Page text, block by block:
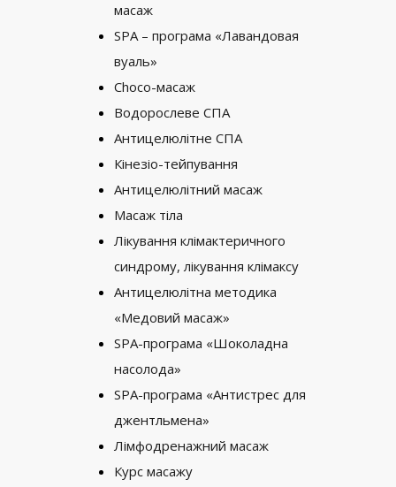
масаж
SPA – програма «Лавандовая
вуаль»
Choco-масаж
Водорослеве СПА
Антицелюлітне СПА
Кінезіо-тейпування
Антицелюлітний масаж
Масаж тіла
Лікування клімактеричного
синдрому, лікування клімаксу
Антицелюлітна методика
«Медовий масаж»
SPA-програма «Шоколадна
насолода»
SPA-програма «Антистрес для
джентльмена»
Лімфодренажний масаж
Курс масажу